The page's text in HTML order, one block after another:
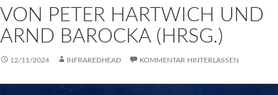
VON PETER HARTWICH UND
ARND BAROCKA (HRSG.)
12/11/2024 INFRAREDHEAD KOMMENTAR HINTERLASSEN